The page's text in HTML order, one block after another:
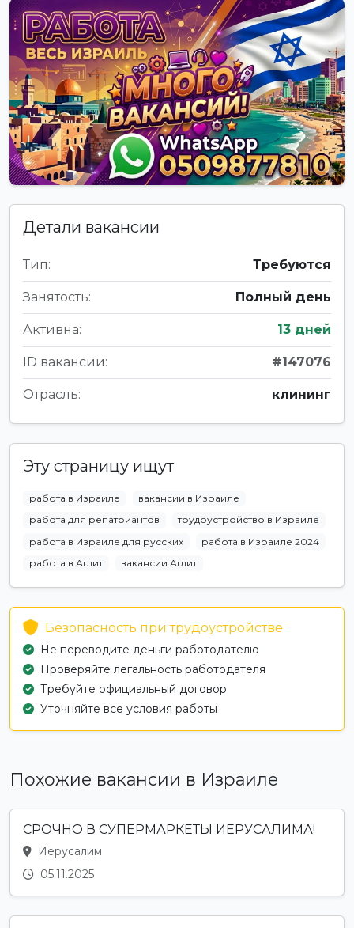
Детали вакансии
Тип: Требуются
Занятость: Полный день
Активна: 13 дней
ID вакансии: #147076
Отрасль: клининг
Эту страницу ищут
работа в Израиле
вакансии в Израиле
работа для репатриантов
трудоустройство в Израиле
работа в Израиле для русских
работа в Израиле 2024
работа в Атлит
вакансии Атлит
Безопасность при трудоустройстве
Не переводите деньги работодателю
Проверяйте легальность работодателя
Требуйте официальный договор
Уточняйте все условия работы
Похожие вакансии в Израиле
СРОЧНО В СУПЕРМАРКЕТЫ ИЕРУСАЛИМА!
Иерусалим
05.11.2025